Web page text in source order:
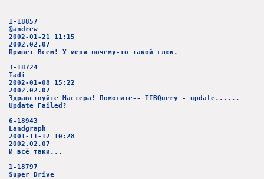
1-18857
@andrew
2002-01-21 11:15
2002.02.07
Привет Всем! У меня почему-то такой глюк.
3-18724
Tadi
2002-01-08 15:22
2002.02.07
Здравствуйте Мастера! Помогите-- TIBQuery - update......
Update Failed?
6-18943
Landgraph
2001-11-12 10:28
2002.02.07
И всё таки...
1-18797
Super_Drive